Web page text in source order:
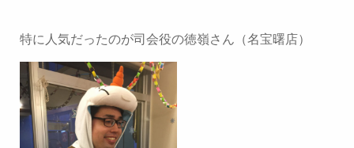
特に人気だったのが司会役の徳嶺さん（名宝曙店）